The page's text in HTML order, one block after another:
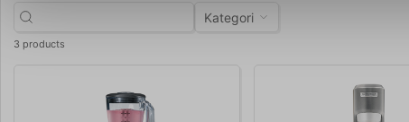
Kategori
3 products